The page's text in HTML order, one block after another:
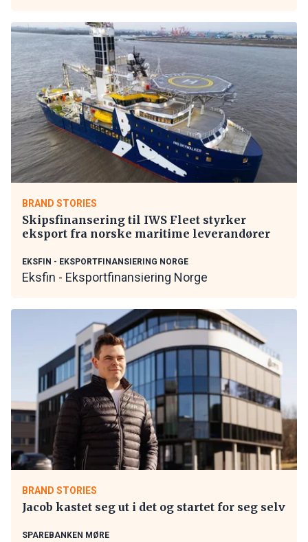
BRAND STORIES
Skipsfinansering til IWS Fleet styrker
eksport fra norske maritime leverandører
EKSFIN - EKSPORTFINANSIERING NORGE
Eksfin - Eksportfinansiering Norge
BRAND STORIES
Jacob kastet seg ut i det og startet for seg selv
SPAREBANKEN MØRE